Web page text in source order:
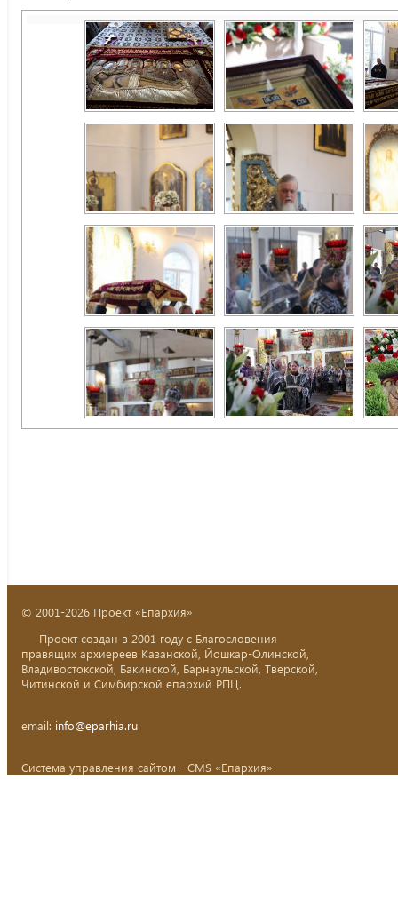
© 2001-2026 Проект «Епархия»
Проект создан в 2001 году с Благословения
правящих архиереев Казанской, Йошкар-Олинской,
Владивостокской, Бакинской, Барнаульской, Тверской,
Читинской и Симбирской епархий РПЦ.
email: info@eparhia.ru
Система управления сайтом - CMS «Епархия»